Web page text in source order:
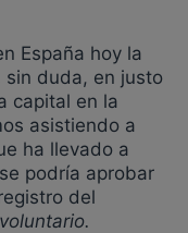
España hoy la
sin duda, en justo
capital en la
asistiendo a
ha llevado a
podría aprobar
del